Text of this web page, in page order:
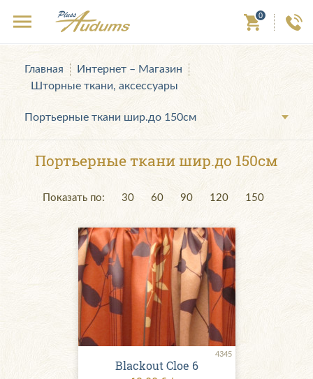
0
Главная
Интернет – Магазин
Шторные ткани, аксессуары
Портьерные ткани шир.до 150см
Портьерные ткани шир.до 150см
Показать по: 30 60 90 120 150
4345
Blackout Cloe 6